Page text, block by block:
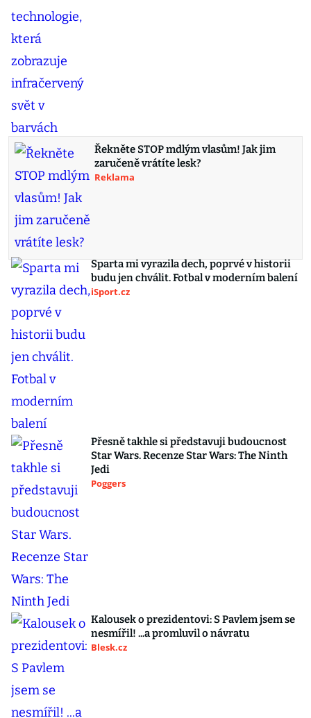
Řekněte STOP mdlým vlasům! Jak jim
zaručeně vrátíte lesk?
Reklama
Sparta mi vyrazila dech, poprvé v historii
budu jen chválit. Fotbal v moderním balení
iSport.cz
Přesně takhle si představuji budoucnost
Star Wars. Recenze Star Wars: The Ninth
Jedi
Poggers
Kalousek o prezidentovi: S Pavlem jsem se
nesmířil! ...a promluvil o návratu
Blesk.cz